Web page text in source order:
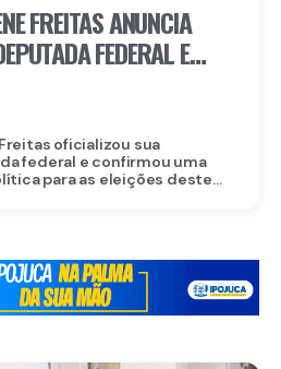
FREITAS ANUNCIA
FEDERAL E
COM ROBERTA
NO AGRESTE
oficializou sua
federal e confirmou uma
para as eleições deste...